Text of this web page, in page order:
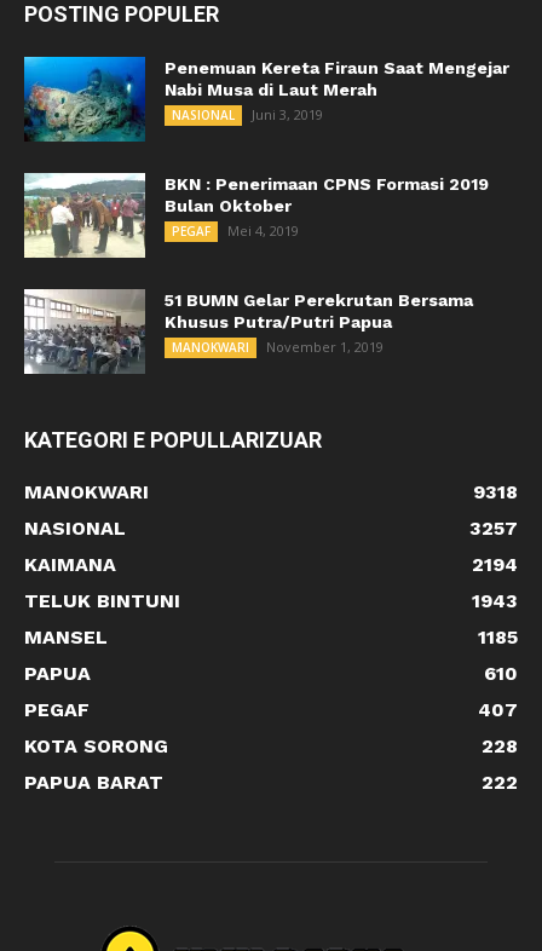
POSTING POPULER
Penemuan Kereta Firaun Saat Mengejar
Nabi Musa di Laut Merah
NASIONAL Juni 3, 2019
BKN : Penerimaan CPNS Formasi 2019
Bulan Oktober
PEGAF Mei 4, 2019
51 BUMN Gelar Perekrutan Bersama
Khusus Putra/Putri Papua
MANOKWARI November 1, 2019
KATEGORI E POPULLARIZUAR
MANOKWARI
9318
NASIONAL
3257
KAIMANA
2194
TELUK BINTUNI
1943
MANSEL
1185
PAPUA
610
PEGAF
407
KOTA SORONG
228
PAPUA BARAT
222